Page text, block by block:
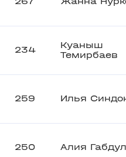
234
Куаныш
Темирбаев
259 Илья
250 Алия